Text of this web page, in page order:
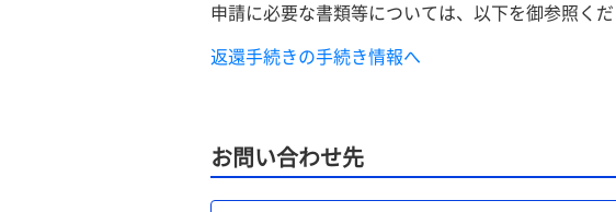
申請に必要な書類等については、以下を御参照くだ
返還手続きの手続き情報へ
お問い合わせ先